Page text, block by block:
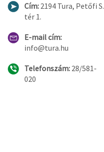
Cím: 2194 Tura, Petőfi S.
tér 1.
E-mail cím:
info@tura.hu
Telefonszám: 28/581-
020